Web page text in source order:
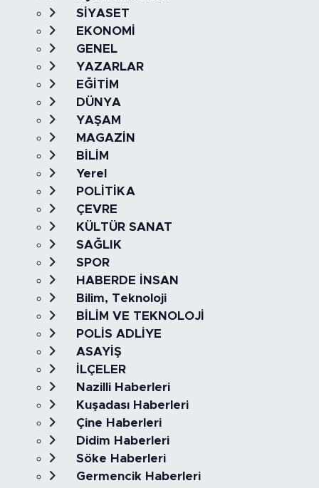
SİYASET
EKONOMİ
GENEL
YAZARLAR
EĞİTİM
DÜNYA
YAŞAM
MAGAZİN
BİLİM
Yerel
POLİTİKA
ÇEVRE
KÜLTÜR SANAT
SAĞLIK
SPOR
HABERDE İNSAN
Bilim, Teknoloji
BİLİM VE TEKNOLOJİ
POLİS ADLİYE
ASAYİŞ
İLÇELER
Nazilli Haberleri
Kuşadası Haberleri
Çine Haberleri
Didim Haberleri
Söke Haberleri
Germencik Haberleri